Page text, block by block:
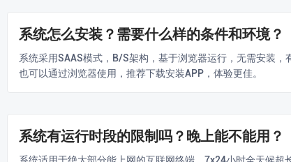
系统怎么安装？需要什么样的条件和环境？
系统采用SAAS模式，B/S架构，基于浏览器运行，无需安装，
也可以通过浏览器使用，推荐下载安装APP，体验更佳。
系统有运行时段的限制吗？晚上能不能用？
系统适用于绝大部分能上网的互联网终端，7x24小时全天候超